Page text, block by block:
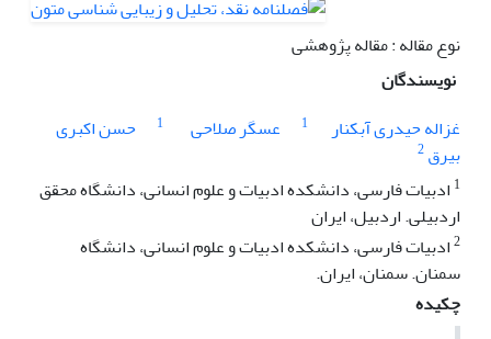
نوع مقاله : مقاله پژوهشی
نویسندگان
غزاله حیدری آبکنار
1 عسگر صلاحی 1
حسن اکبری
بیرق2
1 ادبیات فارسی، دانشکده ادبیات و علوم انسانی، دانشگاه محقق
اردبیلی. اردبیل، ایران
2ادبیات فارسی، دانشکده ادبیات و علوم انسانی، دانشگاه
سمنان. سمنان، ایران.
چکیده